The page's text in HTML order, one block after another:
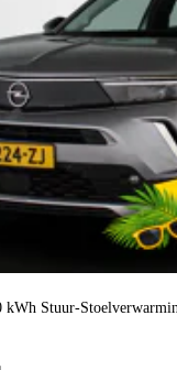
Stuur-